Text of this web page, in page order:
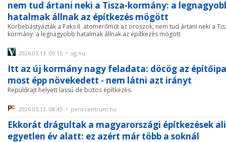
nem tud ártani neki a Tisza-kormány: a
hatalmak állnak az építkezés mögött
Körbebástyázták a Paks II. atomerőműt az oroszok, nem tud ártani neki a
kormány: a legnagyobb hatalmak állnak az építkezés mögött
2026.05.13. 09:15 • vg.hu
Itt az új kormány nagy feladata: döcög az
most épp növekedett - nem látni azt irányt
Repülőrajt helyett lassú de biztos építkezés.
2026.05.13. 08:45 • penzcentrum.hu
Ekkorát drágultak a magyarországi építkezések
egyetlen év alatt: ez azért már több a soknál